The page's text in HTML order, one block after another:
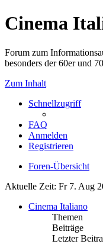
Cinema
Forum zum
besonders der 60er und
Zum Inhalt
Schnellzugriff
FAQ
Anmelden
Registrieren
Foren-Übersicht
Aktuelle Zeit: Fr 7. Aug
Cinema Italiano
Themen
Beiträge
Letzter